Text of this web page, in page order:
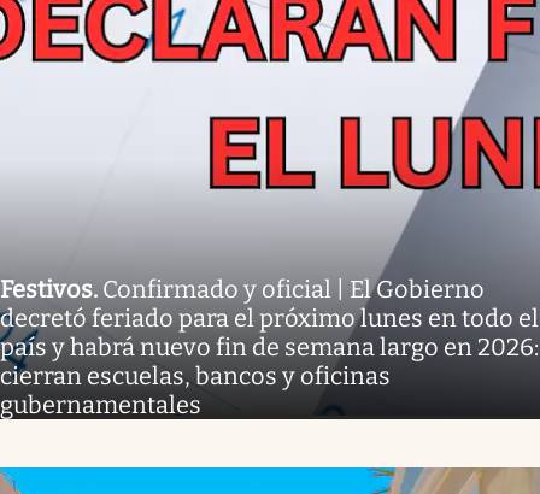
Festivos. Confirmado y oficial | El Gobierno
decretó feriado para el próximo lunes en todo el
país y habrá nuevo fin de semana largo en 2026:
cierran escuelas, bancos y oficinas
gubernamentales